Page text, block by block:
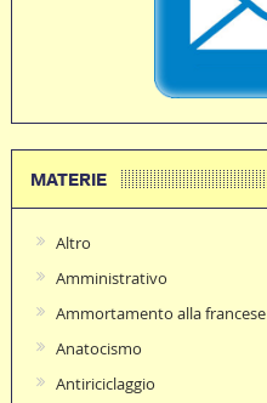
MATERIE
Altro
Amministrativo
Ammortamento alla francese
Anatocismo
Antiriciclaggio